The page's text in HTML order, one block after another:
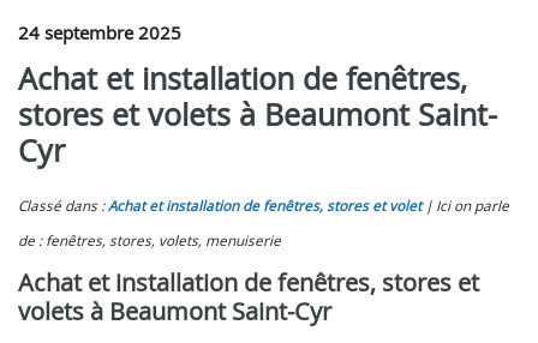
24 septembre 2025
Achat et installation de fenêtres,
stores et volets à Beaumont Saint-
Cyr
Classé dans :Achat et installation de fenêtres, stores et volet
Ici on parle
de : fenêtres, stores, volets, menuiserie
Achat et installation de fenêtres, stores et
volets à Beaumont Saint-Cyr